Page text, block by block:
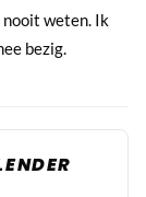
nooit weten. Ik
bezig.